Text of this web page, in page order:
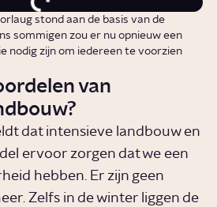
stond aan de basis van de
sommigen zou er nu opnieuw een
nodig zijn om iedereen te voorzien
van
dat intensieve landbouw en
ervoor zorgen dat we een
hebben. Er zijn geen
Zelfs in de winter liggen de